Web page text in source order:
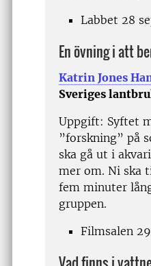
Labbet 28
En övning i att
Katrin Jones
Sveriges
Uppgift: Syftet
”forskning” på
ska gå ut i
mer om. Ni ska
fem minuter
gruppen.
Filmsalen